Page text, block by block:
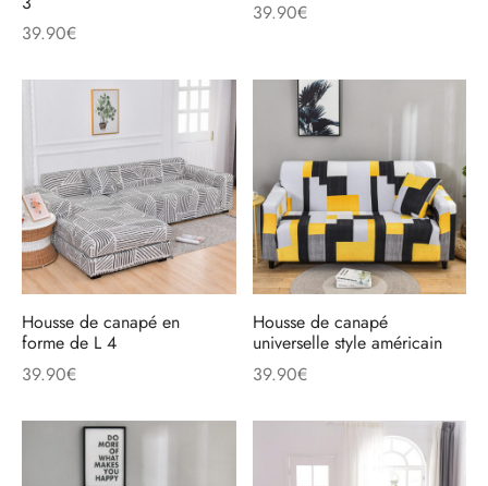
39.90€
39.90€
Housse de canapé en
forme de L 4
39.90€
Housse de canapé
universelle style américain
39.90€